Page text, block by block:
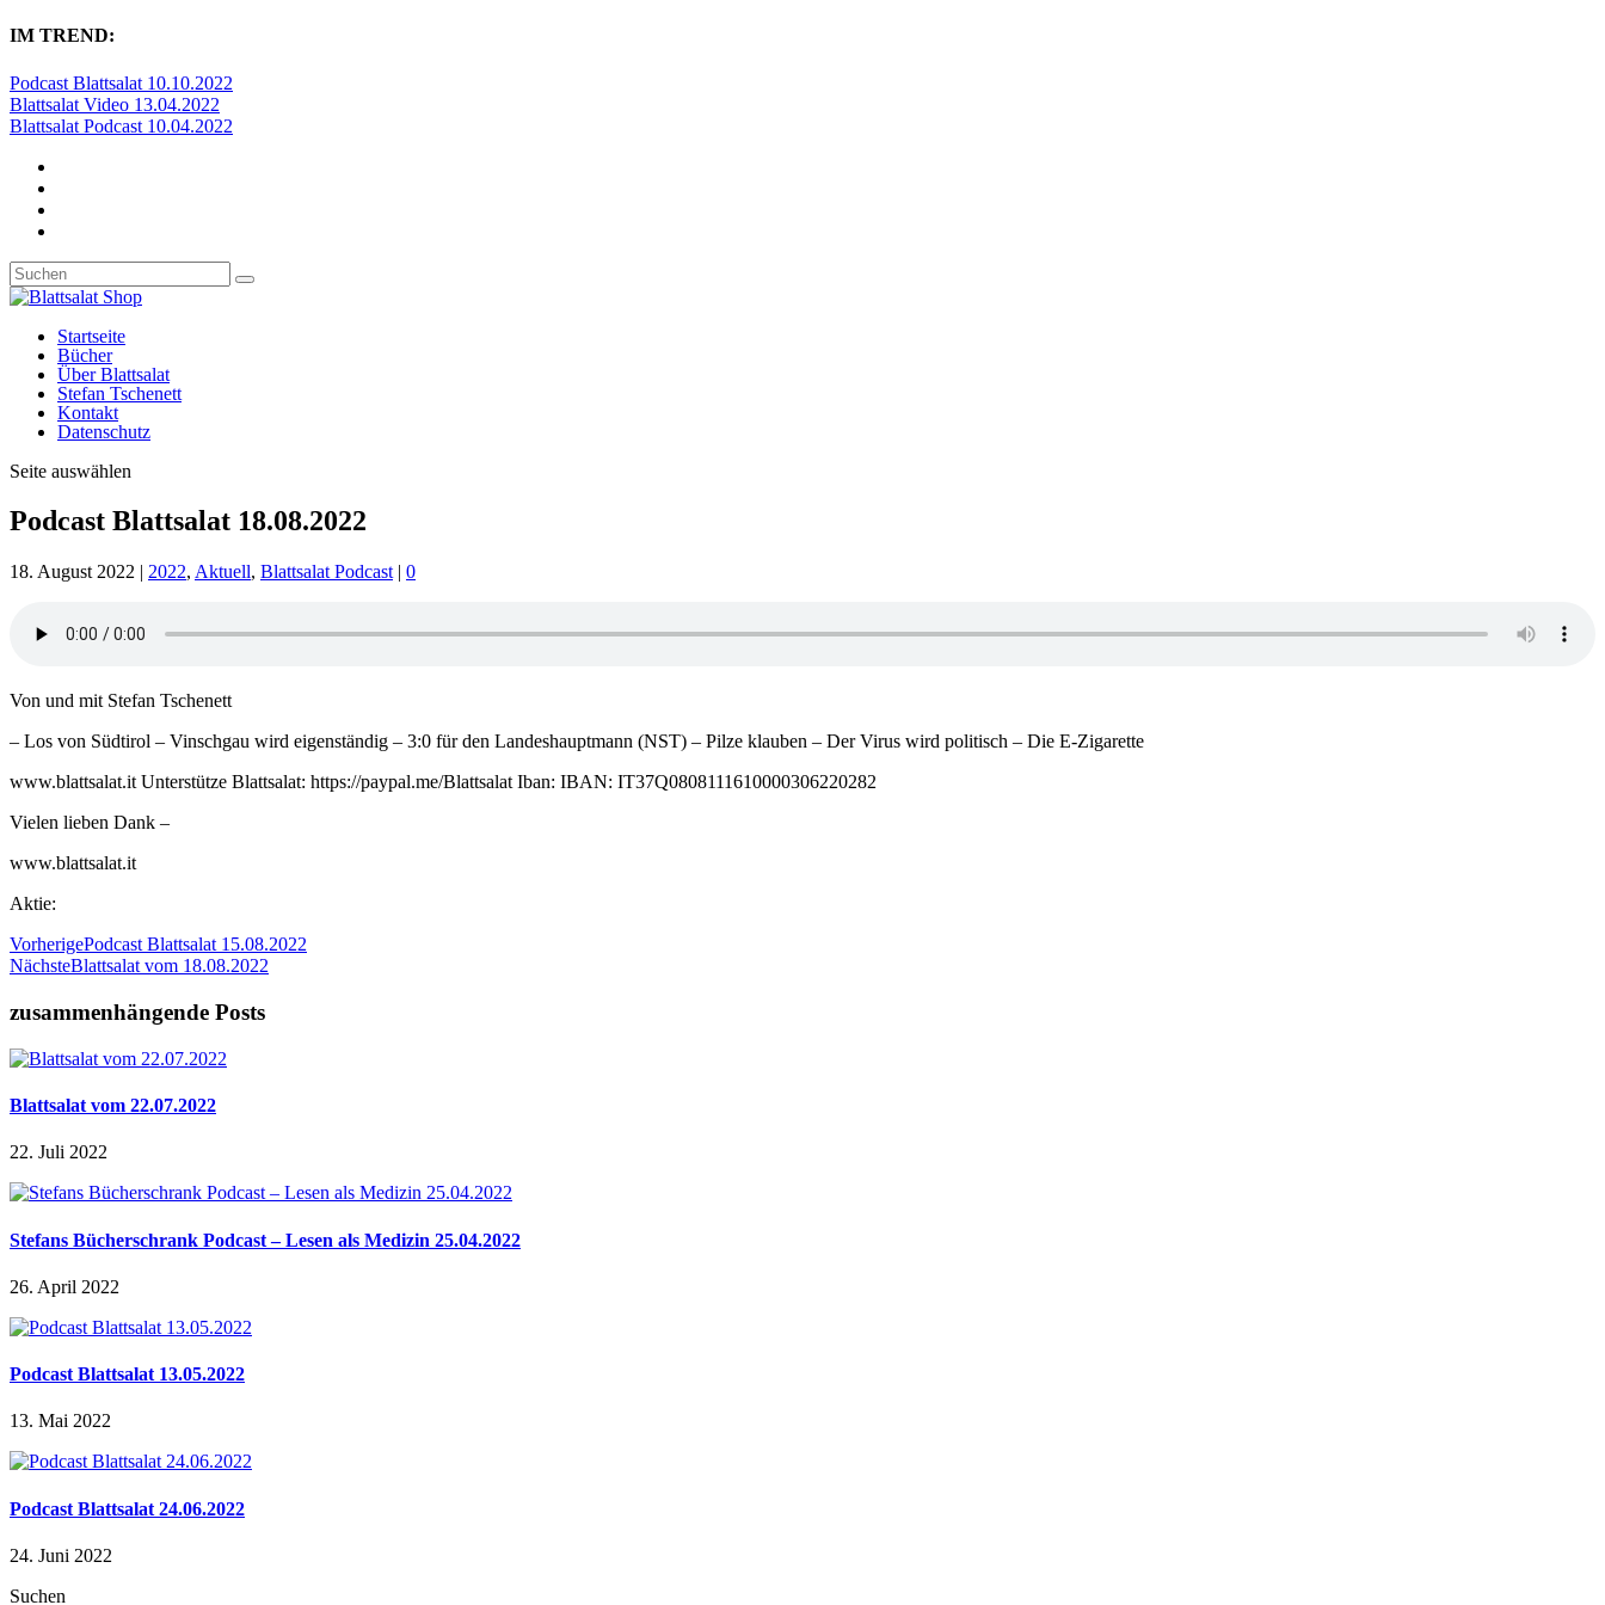
IM TREND:
Podcast Blattsalat 10.10.2022
Blattsalat Video 13.04.2022
Blattsalat Podcast 10.04.2022
Startseite
Bücher
Über Blattsalat
Stefan Tschenett
Kontakt
Datenschutz
Seite auswählen
Podcast Blattsalat 18.08.2022
18. August 2022 | 2022, Aktuell, Blattsalat Podcast | 0
Von und mit Stefan Tschenett
– Los von Südtirol – Vinschgau wird eigenständig – 3:0 für den Landeshauptmann (NST) – Pilze klauben – Der Virus wird politisch – Die E-Zigarette
www.blattsalat.it Unterstütze Blattsalat: https://paypal.me/Blattsalat Iban: IBAN: IT37Q0808111610000306220282
Vielen lieben Dank –
www.blattsalat.it
Aktie:
VorherigePodcast Blattsalat 15.08.2022
NächsteBlattsalat vom 18.08.2022
zusammenhängende Posts
Blattsalat vom 22.07.2022
22. Juli 2022
Stefans Bücherschrank Podcast – Lesen als Medizin 25.04.2022
26. April 2022
Podcast Blattsalat 13.05.2022
13. Mai 2022
Podcast Blattsalat 24.06.2022
24. Juni 2022
Suchen